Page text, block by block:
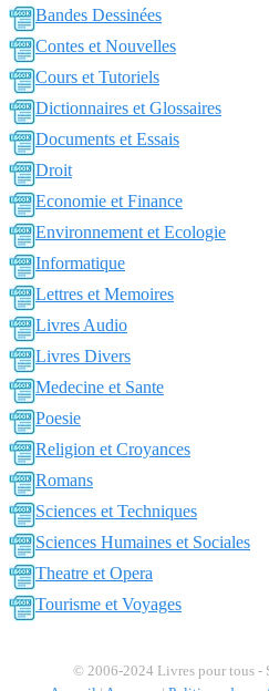
Bandes Dessinées
Contes et Nouvelles
Cours et Tutoriels
Dictionnaires et Glossaires
Documents et Essais
Droit
Economie et Finance
Environnement et Ecologie
Informatique
Lettres et Memoires
Livres Audio
Livres Divers
Medecine et Sante
Poesie
Religion et Croyances
Romans
Sciences et Techniques
Sciences Humaines et Sociales
Theatre et Opera
Tourisme et Voyages
© 2006-2024 Livres pour tous -